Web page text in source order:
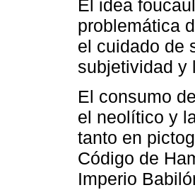
El idea
problemática
el cuidado de
subjetividad y
El consumo
el neolítico y
tanto en
Código de
Imperio